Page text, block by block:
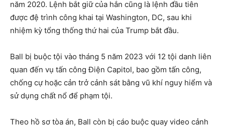
năm 2020. Lệnh bắt giữ của hắn cũng là lệnh đầu tiên
được đệ trình công khai tại Washington, DC, sau khi
nhiệm kỳ tổng thống thứ hai của Trump bắt đầu.
Ball bị buộc tội vào tháng 5 năm 2023 với 12 tội danh liên
quan đến vụ tấn công Điện Capitol, bao gồm tấn công,
chống cự hoặc cản trở cảnh sát bằng vũ khí nguy hiểm và
sử dụng chất nổ để phạm tội.
Theo hồ sơ tòa án, Ball còn bị cáo buộc quay video cảnh